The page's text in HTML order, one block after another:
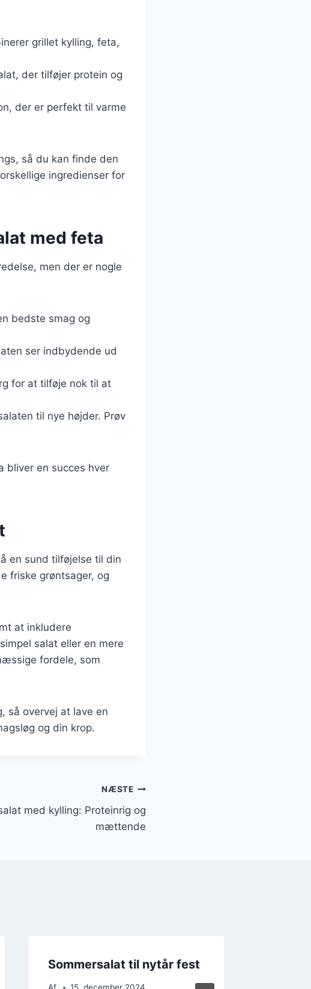
grillet kylling, feta,
der tilføjer protein og
der er perfekt til varme
så du kan finde den
ingredienser for
med feta
men der er nogle
bedste smag og
ser indbydende ud
for at tilføje nok til at
til nye højder. Prøv
bliver en succes hver
en sund tilføjelse til din
friske grøntsager, og
at inkludere
salat eller en mere
fordele, som
så overvej at lave en
og din krop.
NÆSTE
med kylling: Proteinrig og
mættende
Sommersalat til nytår fest